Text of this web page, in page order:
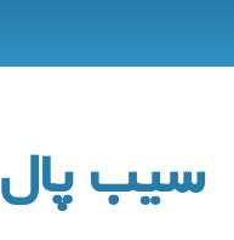
سیب پال